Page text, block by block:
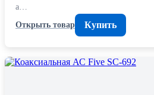
а…
Открыть товар
Купить